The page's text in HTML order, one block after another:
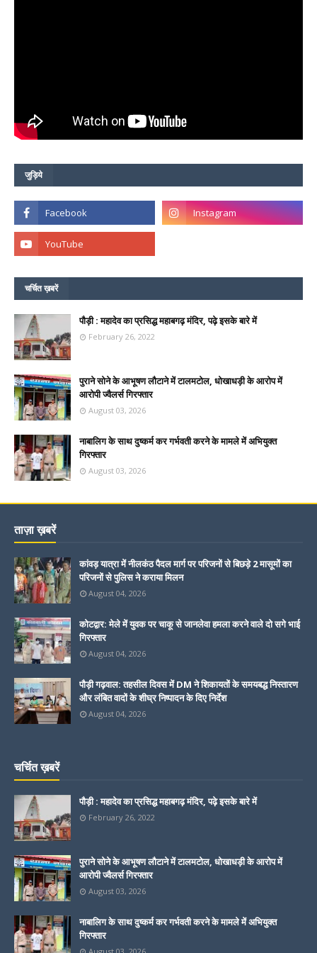
जुड़िये
चर्चित ख़बरें
पौड़ी : महादेव का प्रसिद्ध महाबगढ़ मंदिर, पढ़े इसके बारे में
February 26, 2022
पुराने सोने के आभूषण लौटाने में टालमटोल, धोखाधड़ी के आरोप में
आरोपी ज्वैलर्स गिरफ्तार
August 03, 2026
नाबालिग के साथ दुष्कर्म कर गर्भवती करने के मामले में अभियुक्त
गिरफ्तार
August 03, 2026
ताज़ा ख़बरें
कांवड़ यात्रा में नीलकंठ पैदल मार्ग पर परिजनों से बिछड़े 2 मासूमों का
परिजनों से पुलिस ने कराया मिलन
August 04, 2026
कोटद्वार: मेले में युवक पर चाकू से जानलेवा हमला करने वाले दो सगे भाई
गिरफ्तार
August 04, 2026
पौड़ी गढ़वाल: तहसील दिवस में DM ने शिकायतों के समयबद्ध निस्तारण
और लंबित वादों के शीघ्र निष्पादन के दिए निर्देश
August 04, 2026
चर्चित ख़बरें
पौड़ी : महादेव का प्रसिद्ध महाबगढ़ मंदिर, पढ़े इसके बारे में
February 26, 2022
पुराने सोने के आभूषण लौटाने में टालमटोल, धोखाधड़ी के आरोप में
आरोपी ज्वैलर्स गिरफ्तार
August 03, 2026
नाबालिग के साथ दुष्कर्म कर गर्भवती करने के मामले में अभियुक्त
गिरफ्तार